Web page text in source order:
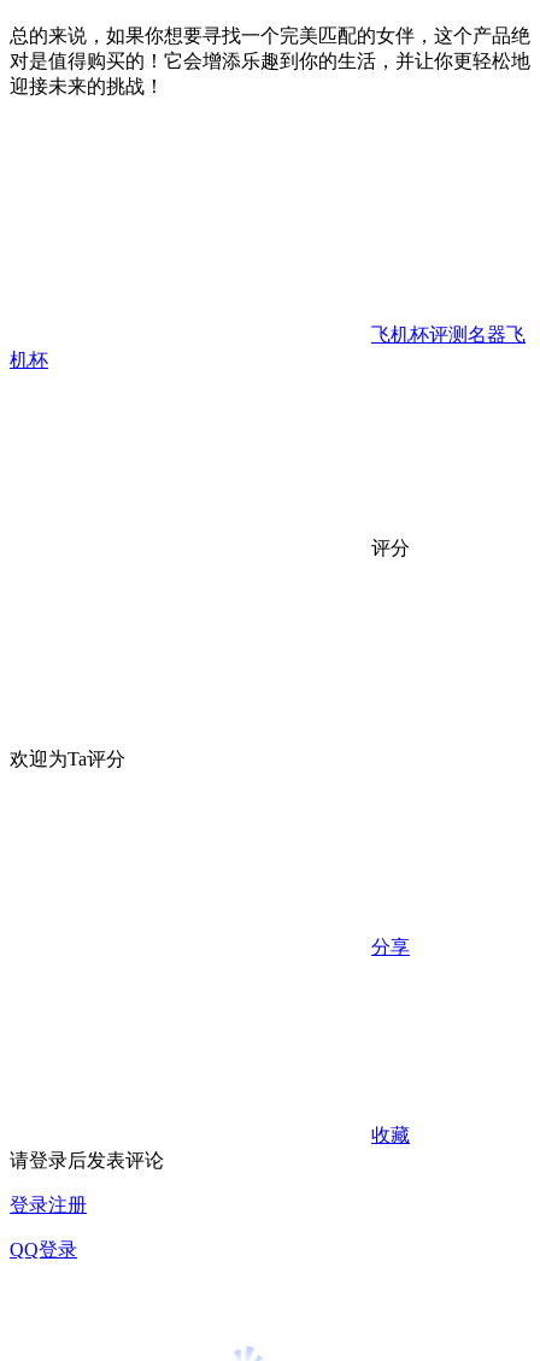
总的来说，如果你想要寻找一个完美匹配的女伴，这个产品绝
对是值得购买的！它会增添乐趣到你的生活，并让你更轻松地
迎接未来的挑战！
飞机杯评测名器飞
机杯
评分
欢迎为Ta评分
分享
收藏
请登录后发表评论
登录注册
QQ登录